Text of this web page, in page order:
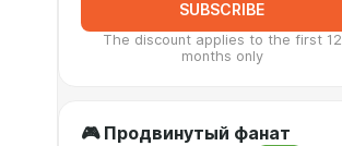
SUBSCRIBE
The discount applies to the first 12
months only
🎮 Продвинутый фанат